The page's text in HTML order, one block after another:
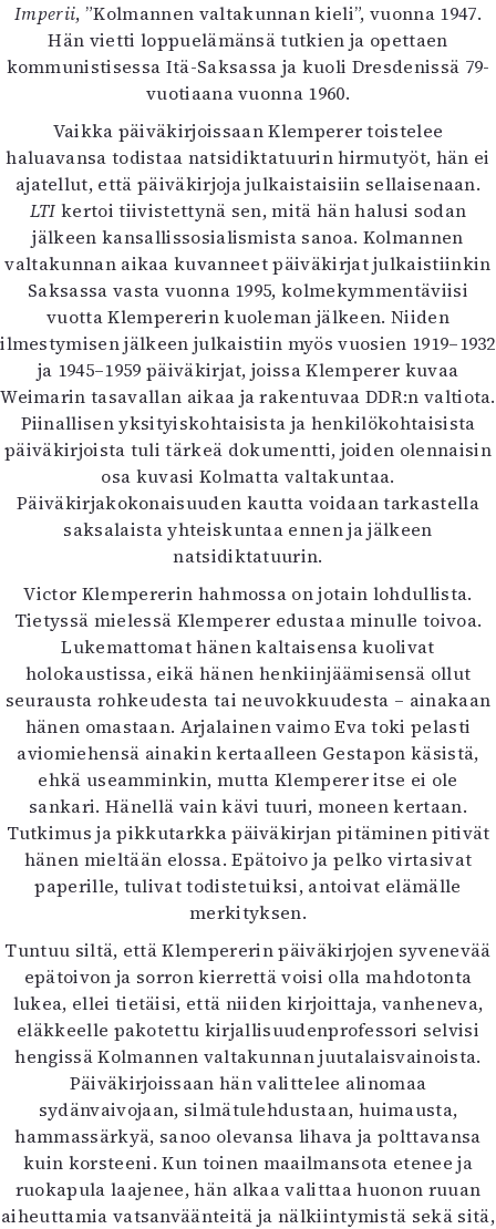
Imperii, ”Kolmannen valtakunnan kieli”, vuonna 1947.
Hän vietti loppuelämänsä tutkien ja opettaen
kommunistisessa Itä-Saksassa ja kuoli Dresdenissä 79-
vuotiaana vuonna 1960.
Vaikka päiväkirjoissaan Klemperer toistelee
haluavansa todistaa natsidiktatuurin hirmutyöt, hän ei
ajatellut, että päiväkirjoja julkaistaisiin sellaisenaan.
LTIkertoi tiivistettynä sen, mitä hän halusi sodan
jälkeen kansallissosialismista sanoa. Kolmannen
valtakunnan aikaa kuvanneet päiväkirjat julkaistiinkin
Saksassa vasta vuonna 1995, kolmekymmentäviisi
vuotta Klempererin kuoleman jälkeen. Niiden
ilmestymisen jälkeen julkaistiin myös vuosien 1919–1932
ja 1945–1959 päiväkirjat, joissa Klemperer kuvaa
Weimarin tasavallan aikaa ja rakentuvaa DDR:n valtiota.
Piinallisen yksityiskohtaisista ja henkilökohtaisista
päiväkirjoista tuli tärkeä dokumentti, joiden olennaisin
osa kuvasi Kolmatta valtakuntaa.
Päiväkirjakokonaisuuden kautta voidaan tarkastella
saksalaista yhteiskuntaa ennen ja jälkeen
natsidiktatuurin.
Victor Klempererin hahmossa on jotain lohdullista.
Tietyssä mielessä Klemperer edustaa minulle toivoa.
Lukemattomat hänen kaltaisensa kuolivat
holokaustissa, eikä hänen henkiinjäämisensä ollut
seurausta rohkeudesta tai neuvokkuudesta – ainakaan
hänen omastaan. Arjalainen vaimo Eva toki pelasti
aviomiehensä ainakin kertaalleen Gestapon käsistä,
ehkä useamminkin, mutta Klemperer itse ei ole
sankari. Hänellä vain kävi tuuri, moneen kertaan.
Tutkimus ja pikkutarkka päiväkirjan pitäminen pitivät
hänen mieltään elossa. Epätoivo ja pelko virtasivat
paperille, tulivat todistetuiksi, antoivat elämälle
merkityksen.
Tuntuu siltä, että Klempererin päiväkirjojen syvenevää
epätoivon ja sorron kierrettä voisi olla mahdotonta
lukea, ellei tietäisi, että niiden kirjoittaja, vanheneva,
eläkkeelle pakotettu kirjallisuudenprofessori selvisi
hengissä Kolmannen valtakunnan juutalaisvainoista.
Päiväkirjoissaan hän valittelee alinomaa
sydänvaivojaan, silmätulehdustaan, huimausta,
hammassärkyä, sanoo olevansa lihava ja polttavansa
kuin korsteeni. Kun toinen maailmansota etenee ja
ruokapula laajenee, hän alkaa valittaa huonon ruuan
aiheuttamia vatsanväänteitä ja nälkiintymistä sekä sitä,